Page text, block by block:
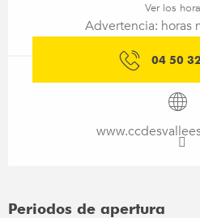
Ver los
Advertencia: horas
04 50
Periodos de apertura